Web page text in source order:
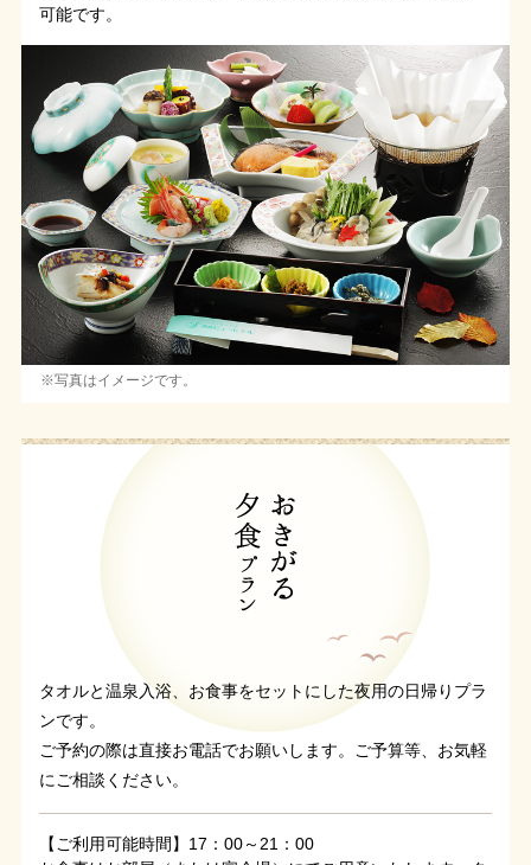
可能です。
※写真はイメージです。
タオルと温泉入浴、お食事をセットにした夜用の日帰りプラ
ンです。
ご予約の際は直接お電話でお願いします。ご予算等、お気軽
にご相談ください。
【ご利用可能時間】17：00～21：00